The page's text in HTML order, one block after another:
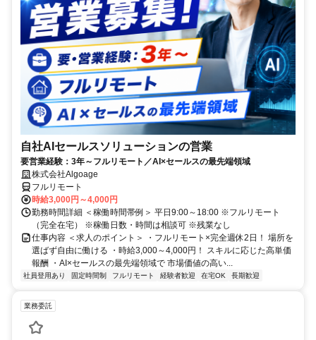
自社AIセールスソリューションの営業
要営業経験：3年～フルリモート／AI×セールスの最先端領域
株式会社Algoage
フルリモート
時給3,000円～4,000円
勤務時間詳細 ＜稼働時間帯例＞ 平日9:00～18:00 ※フルリモート
（完全在宅） ※稼働日数・時間は相談可 ※残業なし
仕事内容 ＜求人のポイント＞ ・フルリモート×完全週休2日！ 場所を
選ばず自由に働ける ・時給3,000～4,000円！ スキルに応じた高単価
報酬 ・AI×セールスの最先端領域で 市場価値の高い...
社員登用あり 固定時間制 フルリモート 経験者歓迎 在宅OK 長期歓迎
業務委託